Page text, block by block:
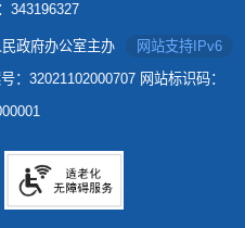
343196327
政府办公室主办
网站支持IPv6
：32021102000707 网站标识码：